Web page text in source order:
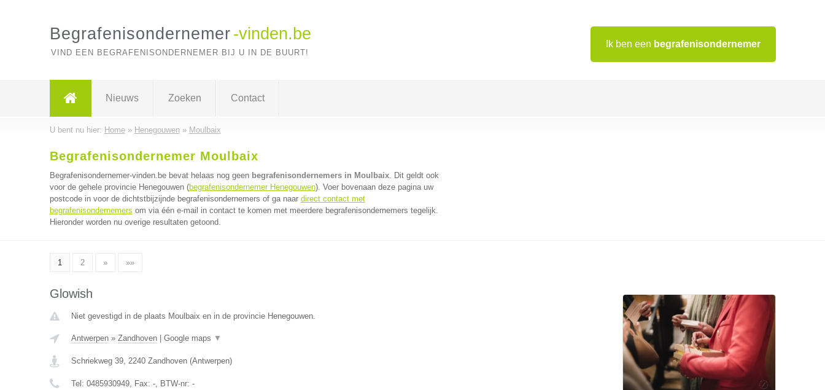
Ik ben een begrafenisondernemer
Begrafenisondernemer -vinden.be
VIND EEN BEGRAFENISONDERNEMER BIJ U IN DE BUURT!
Nieuws Zoeken Contact
U bent nu hier: Home» Henegouwen» Moulbaix
Begrafenisondernemer Moulbaix
Begrafenisondernemer-vinden.be bevat helaas nog geen begrafenisondernemers in Moulbaix. Dit geldt ook
voor de gehele provincie Henegouwen (begrafenisondernemer Henegouwen). Voer bovenaan deze pagina uw
postcode in voor de dichtstbijzijnde begrafenisondernemers of ga naar direct contact met
begrafenisondernemers om via één e-mail in contact te komen met meerdere begrafenisondernemers tegelijk.
Hieronder worden nu overige resultaten getoond.
1 2 » »»
Glowish
Niet gevestigd in de plaats Moulbaix en in de provincie Henegouwen.
Antwerpen» Zandhoven| Google maps ▼
Schriekweg 39, 2240 Zandhoven(Antwerpen)
Tel: 0485930949, Fax: -, BTW-nr: -